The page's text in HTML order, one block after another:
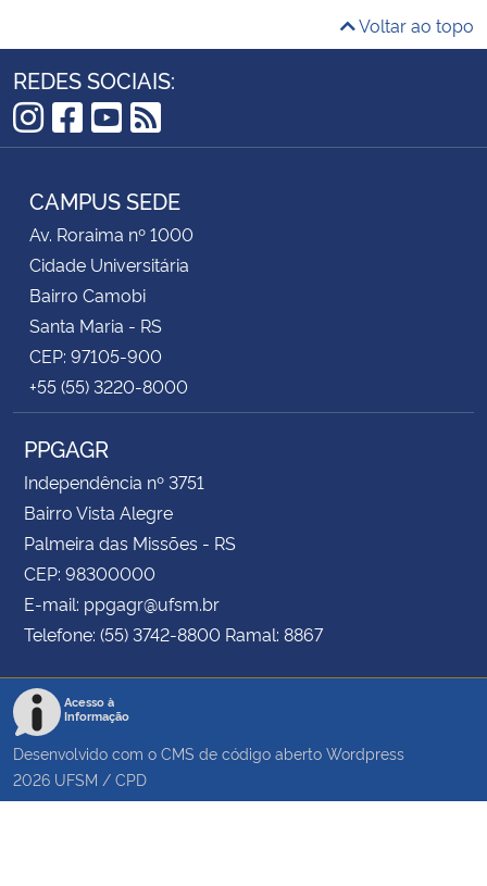
Voltar ao topo
REDES SOCIAIS:
Instagram
Facebook
YouTube
RSS
CAMPUS SEDE
Av. Roraima nº 1000
Cidade Universitária
Bairro Camobi
Santa Maria - RS
CEP: 97105-900
+55 (55) 3220-8000
PPGAGR
Independência nº 3751
Bairro Vista Alegre
Palmeira das Missões - RS
CEP: 98300000
E-mail: ppgagr@ufsm.br
Telefone: (55) 3742-8800 Ramal: 8867
Acesso à
Informação
Desenvolvido com o CMS de código aberto Wordpress
2026 UFSM / CPD